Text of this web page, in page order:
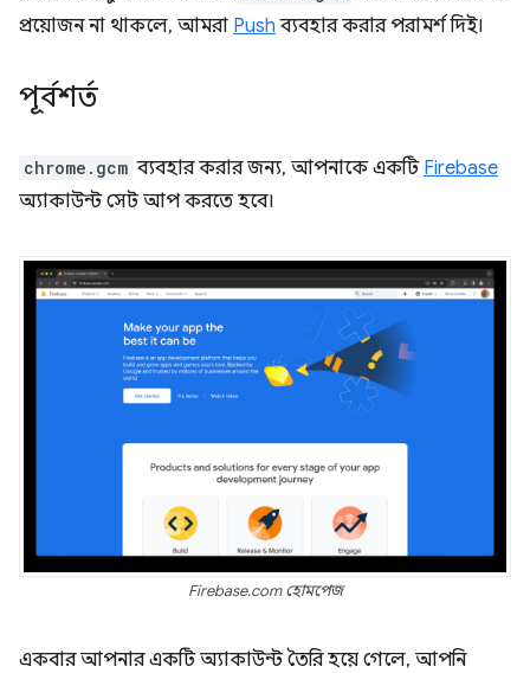
প্রয়োজন না থাকলে, আমরা Push ব্যবহার করার পরামর্শ দিই।
পূর্বশর্ত
chrome.gcm ব্যবহার করার জন্য, আপনাকে একটি Firebase
অ্যাকাউন্ট সেট আপ করতে হবে।
Firebase.com হোমপেজ
একবার আপনার একটি অ্যাকাউন্ট তৈরি হয়ে গেলে, আপনি